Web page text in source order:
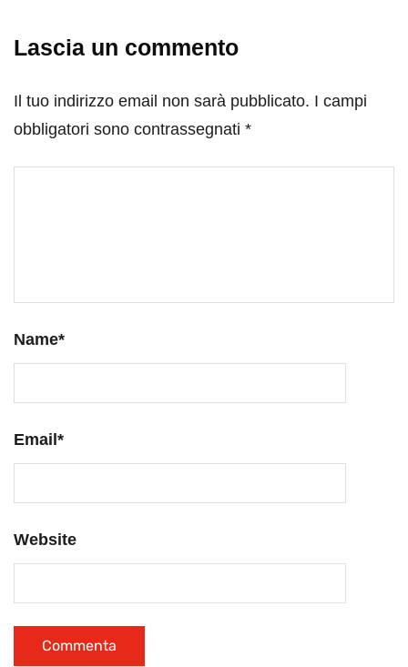
Lascia un commento
Il tuo indirizzo email non sarà pubblicato. I campi
obbligatori sono contrassegnati *
Name*
Email*
Website